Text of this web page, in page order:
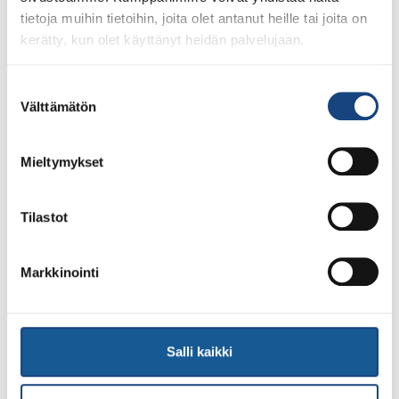
tietoja muihin tietoihin, joita olet antanut heille tai joita on
kerätty, kun olet käyttänyt heidän palvelujaan.
valinta
Välttämätön
Mieltymykset
Tilastot
Markkinointi
Salli kaikki
Tuomariraportti Swedish A-Judo/VI